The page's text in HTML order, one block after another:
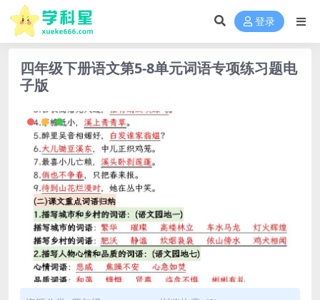
登录
四年级下册语文第5-8单元词语专项练习题电
子版